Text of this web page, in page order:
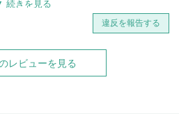
まく読み込めない時があります。それ
違反を報告する
レビューを見る